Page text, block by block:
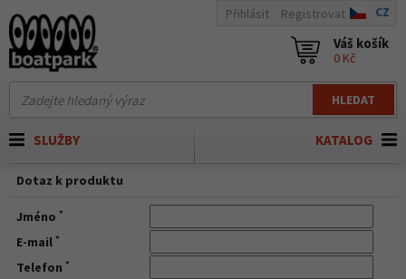
HLEDAT
Přihlásit Registrovat CZ
Váš košík
0 Kč
KATALOG
SLUŽBY
Dotaz k produktu
Jméno *
E-mail *
Telefon *